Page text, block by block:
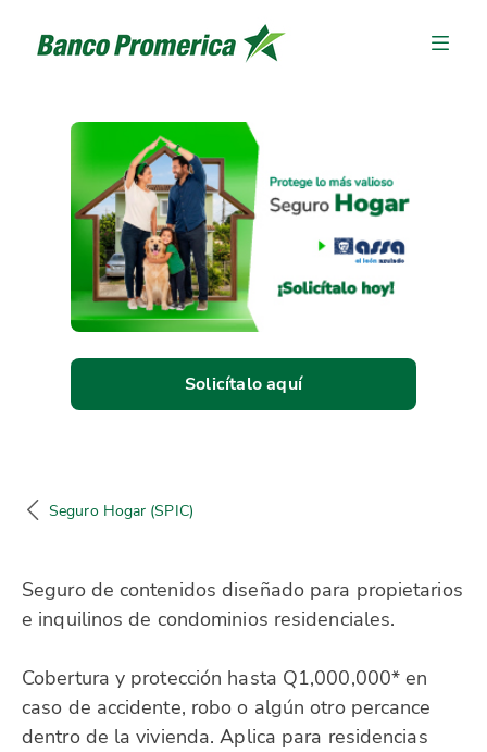
Seguro de contenidos diseñado para propietarios
e inquilinos de condominios residenciales.
Cobertura y protección hasta Q1,000,000* en
caso de accidente, robo o algún otro percance
dentro de la vivienda. Aplica para residencias
Solicítalo aquí
Seguro Hogar (SPIC)